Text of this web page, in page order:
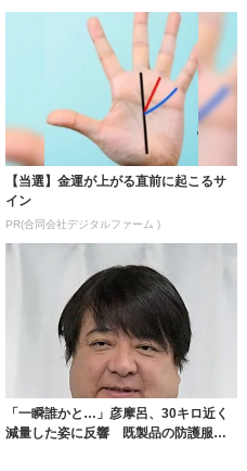
【当選】金運が上がる直前に起こるサ
イン
PR(合同会社デジタルファーム )
「一瞬誰かと…」彦摩呂、30キロ近く
減量した姿に反響 既製品の防護服が